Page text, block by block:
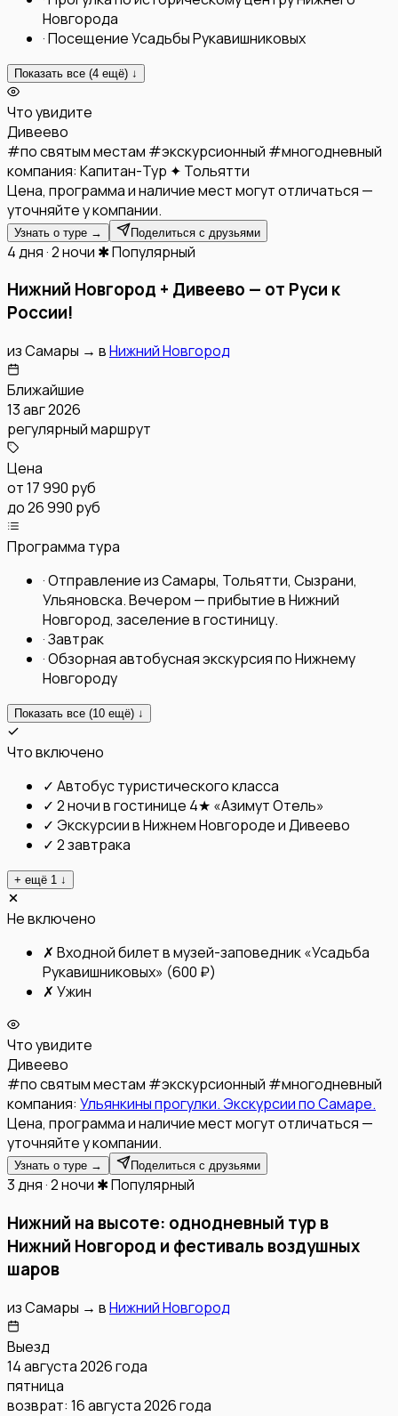
Новгорода
·Посещение Усадьбы Рукавишниковых
Показать все (4 ещё) ↓
Что увидите
Дивеево
#по святым местам #экскурсионный #многодневный
компания: Капитан-Тур ✦ Тольятти
Цена, программа и наличие мест могут отличаться —
уточняйте у компании.
Узнать о туре → Поделиться с друзьями
4 дня · 2 ночи ✱ Популярный
Нижний Новгород + Дивеево — от Руси к
России!
изСамары → вНижний Новгород
Ближайшие
13 авг 2026
регулярный маршрут
Цена
от17 990 руб
до 26 990 руб
Программа тура
·Отправление из Самары, Тольятти, Сызрани,
Ульяновска. Вечером — прибытие в Нижний
Новгород, заселение в гостиницу.
·Завтрак
·Обзорная автобусная экскурсия по Нижнему
Новгороду
Показать все (10 ещё) ↓
Что включено
✓ Автобус туристического класса
✓ 2 ночи в гостинице 4★ «Азимут Отель»
✓ Экскурсии в Нижнем Новгороде и Дивеево
✓ 2 завтрака
+ ещё 1 ↓
Не включено
✗ Входной билет в музей-заповедник «Усадьба
Рукавишниковых» (600 ₽)
✗ Ужин
Что увидите
Дивеево
#по святым местам #экскурсионный #многодневный
компания: Ульянкины прогулки. Экскурсии по Самаре.
Цена, программа и наличие мест могут отличаться —
уточняйте у компании.
Узнать о туре → Поделиться с друзьями
3 дня · 2 ночи ✱ Популярный
Нижний на высоте: однодневный тур в
Нижний Новгород и фестиваль воздушных
шаров
изСамары → вНижний Новгород
Выезд
14 августа 2026 года
пятница
возврат: 16 августа 2026 года